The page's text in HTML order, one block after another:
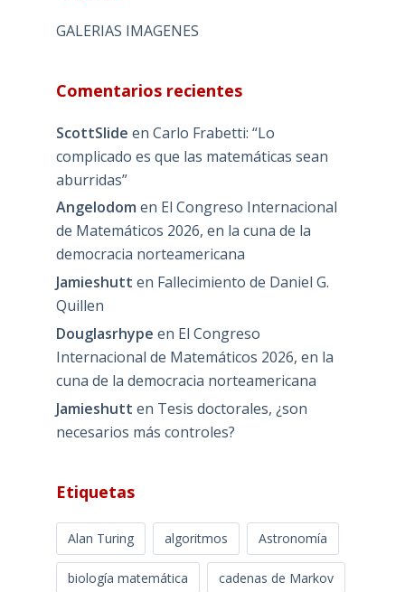
GALERIAS IMAGENES
Comentarios recientes
ScottSlide en Carlo Frabetti: “Lo
complicado es que las matemáticas sean
aburridas”
Angelodom en El Congreso Internacional
de Matemáticos 2026, en la cuna de la
democracia norteamericana
Jamieshutt en Fallecimiento de Daniel G.
Quillen
Douglasrhype en El Congreso
Internacional de Matemáticos 2026, en la
cuna de la democracia norteamericana
Jamieshutt en Tesis doctorales, ¿son
necesarios más controles?
Etiquetas
Alan Turing algoritmos Astronomía
biología matemática cadenas de Markov